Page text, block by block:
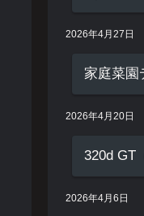
2026年4月27日
家庭菜園
2026年4月20日
320d GT
2026年4月6日